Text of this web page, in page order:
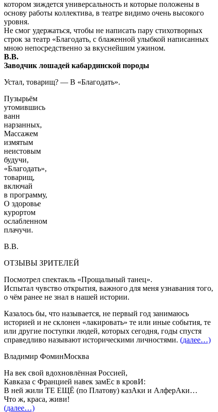
котором зиждется универсальность и которые положены в
основу работы коллектива, в театре видимо очень высокого
уровня.
Не смог удержаться, чтобы не написать пару стихотворных
строк за театр «Благодать, с блаженной улыбкой написанных
мною непосредственно за вкуснейшим ужином.
В.В.
Заводчик лошадей кабардинской породы
Устал, товарищ? — В «Благодать».
Пузырьём
утомившись
ванн
нарзанных,
Массажем
измятым
неистовым
будучи,
«Благодать»,
товарищ,
включай
в программу,
О здоровье
курортом
ослабленном
плачучи.
В.В.
ОТЗЫВЫ ЗРИТЕЛЕЙ
Посмотрел спектакль «Прощальный танец».
Испытал чувство открытия, важного для меня узнавания того,
о чём ранее не знал в нашей истории.
Казалось бы, что называется, не первый год занимаюсь
историей и не склонен «лакировать» те или иные события, те
или другие поступки людей, которых сегодня, годы спустя
справедливо называют историческими личностями. (далее…)
Владимир ФоминМосква
На век свой вдохновлённая Россией,
Кавказа с Францией навек замЕс в кровИ:
В ней жили ТЕ ЕЩЁ (по Платову) казАки и АлферАки…
Что ж, краса, живи!
(далее…)